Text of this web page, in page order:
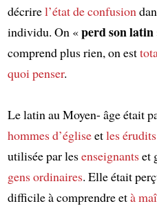
décrirel’état de confusion
individu. On «perd son latin
comprend plus rien, on est
quoi penser.
Le latin au Moyen- âge était
hommes d’égliseetles érudits
utilisée par lesenseignantset
gens ordinaires. Elle était
difficile à comprendre età